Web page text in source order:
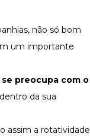
não só bom
um importante
preocupa com o
da sua
assim a rotatividade